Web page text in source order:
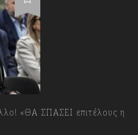
«ΘΑ ΣΠΑΣΕΙ επιτέλους η